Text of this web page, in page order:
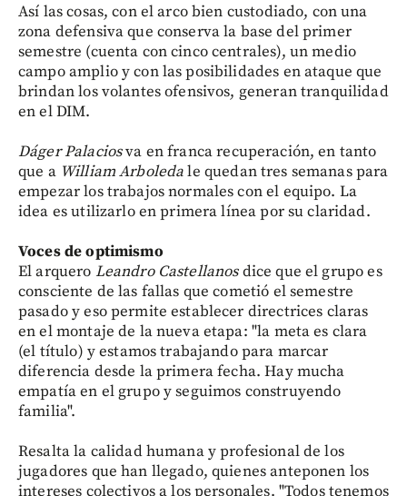
Así las cosas, con el arco bien custodiado, con una
zona defensiva que conserva la base del primer
semestre (cuenta con cinco centrales), un medio
campo amplio y con las posibilidades en ataque que
brindan los volantes ofensivos, generan tranquilidad
en el DIM.
Dáger Palaciosva en franca recuperación, en tanto
que a William Arboledale quedan tres semanas para
empezar los trabajos normales con el equipo. La
idea es utilizarlo en primera línea por su claridad.
Voces de optimismo
El arquero Leandro Castellanosdice que el grupo es
consciente de las fallas que cometió el semestre
pasado y eso permite establecer directrices claras
en el montaje de la nueva etapa: "la meta es clara
(el título) y estamos trabajando para marcar
diferencia desde la primera fecha. Hay mucha
empatía en el grupo y seguimos construyendo
familia".
Resalta la calidad humana y profesional de los
jugadores que han llegado, quienes anteponen los
intereses colectivos a los personales. "Todos tenemos